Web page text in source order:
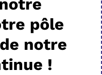
pôle
notre
!